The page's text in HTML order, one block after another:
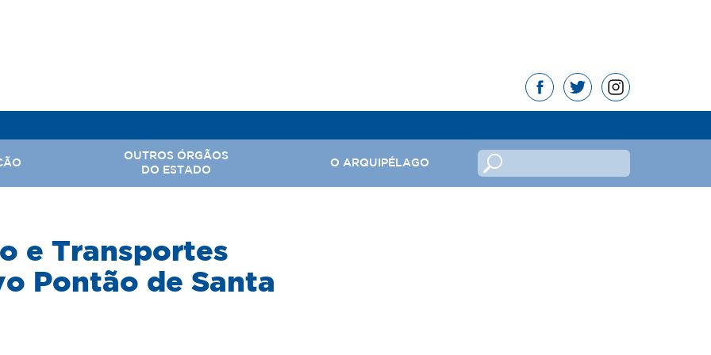
Parlamentares e Comunicação Social
Território
OUTROS ÓRGÃOS
DO ESTADO
O ARQUIPÉLAGO
e Transportes
Pontão de Santa